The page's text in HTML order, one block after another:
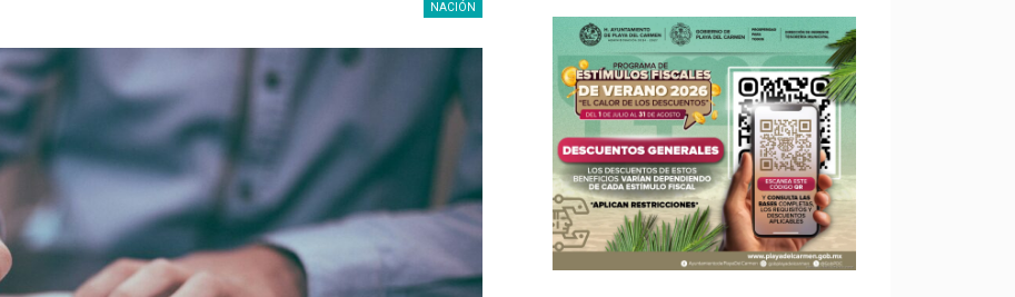
NACIÓN